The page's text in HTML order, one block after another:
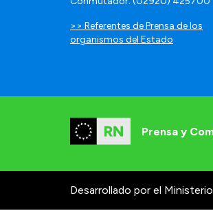
>> Referentes de Prensa de los
organismos del Estado
Prensa y
Desarrollado por el